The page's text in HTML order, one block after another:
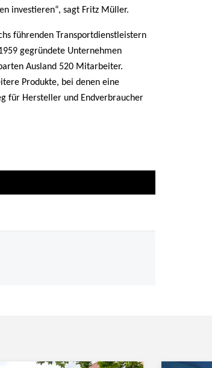
investieren“, sagt Fritz Müller.
führenden Transportdienstleistern
gegründete Unternehmen
Ausland 520 Mitarbeiter.
Produkte, bei denen eine
für Hersteller und Endverbraucher